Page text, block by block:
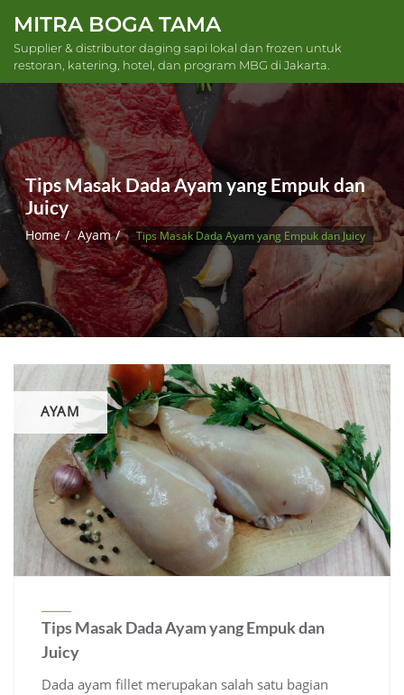
content
MITRA BOGA TAMA
Supplier & distributor daging sapi lokal dan frozen untuk
restoran, katering, hotel, dan program MBG di Jakarta.
Tips Masak Dada Ayam yang Empuk dan
Juicy
Home Ayam Tips Masak Dada Ayam yang Empuk dan Juicy
AYAM
Tips Masak Dada Ayam yang Empuk dan
Juicy
Dada ayam fillet merupakan salah satu bagian